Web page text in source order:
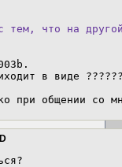
тем, что на
в виде
при общении